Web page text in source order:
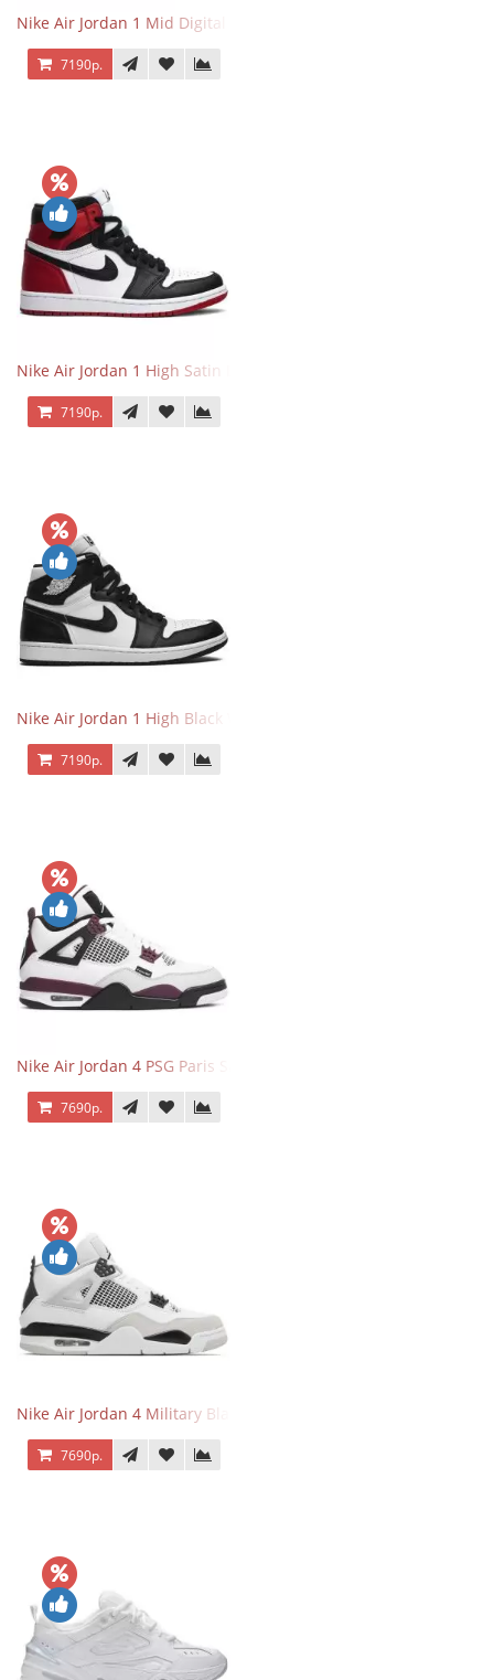
Nike Air Jordan 1 Mid Digital Pink
7190р.
Nike Air Jordan 1 High Satin Black Toe
7190р.
Nike Air Jordan 1 High Black White
7190р.
Nike Air Jordan 4 PSG Paris Saint Germain
7690р.
Nike Air Jordan 4 Military Black
7690р.